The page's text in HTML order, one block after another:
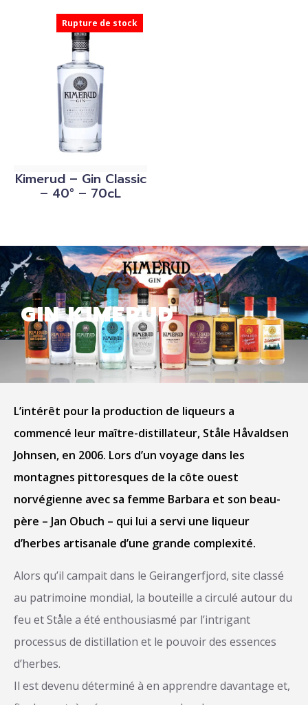
Rupture de stock
Kimerud – Gin Classic
– 40° – 70cL
GIN KIMERUD
L’intérêt pour la production de liqueurs a
commencé leur maître-distillateur, Ståle Håvaldsen
Johnsen, en 2006. Lors d’un voyage dans les
montagnes pittoresques de la côte ouest
norvégienne avec sa femme Barbara et son beau-
père – Jan Obuch – qui lui a servi une liqueur
d’herbes artisanale d’une grande complexité.
Alors qu’il campait dans le Geirangerfjord, site classé
au patrimoine mondial, la bouteille a circulé autour du
feu et Ståle a été enthousiasmé par l’intrigant
processus de distillation et le pouvoir des essences
d’herbes.
Il est devenu déterminé à en apprendre davantage et,